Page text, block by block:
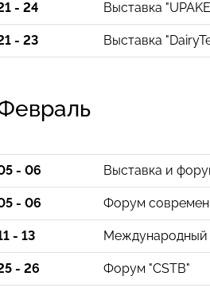
- 24 Выставка
- 23 Выставка
- 06 Выставка и
- 06 Форум
- 13 Международный
- 26 Форум "CSTB"